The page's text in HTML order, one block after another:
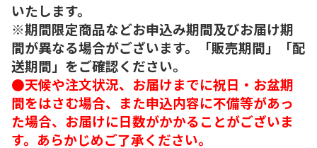
いたします。
※期間限定商品などお申込み期間及びお届け期
間が異なる場合がございます。「販売期間」「配
送期間」をご確認ください。
●天候や注文状況、お届けまでに祝日・お盆期
間をはさむ場合、また申込内容に不備等があっ
た場合、お届けに日数がかかることがございま
す。あらかじめご了承ください。